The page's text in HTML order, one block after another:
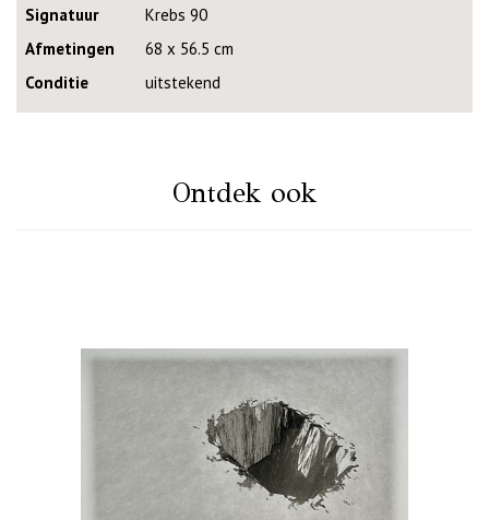
Signatuur
Krebs 90
Afmetingen
68 x 56.5 cm
Conditie
uitstekend
Ontdek ook